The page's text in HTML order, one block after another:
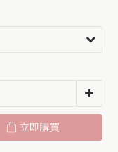
立即購買